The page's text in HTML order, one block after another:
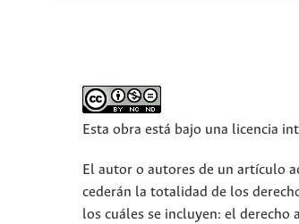
Esta obra está bajo una licencia
El autor o autores de un artículo
cederán la totalidad de los
los cuáles se incluyen: el